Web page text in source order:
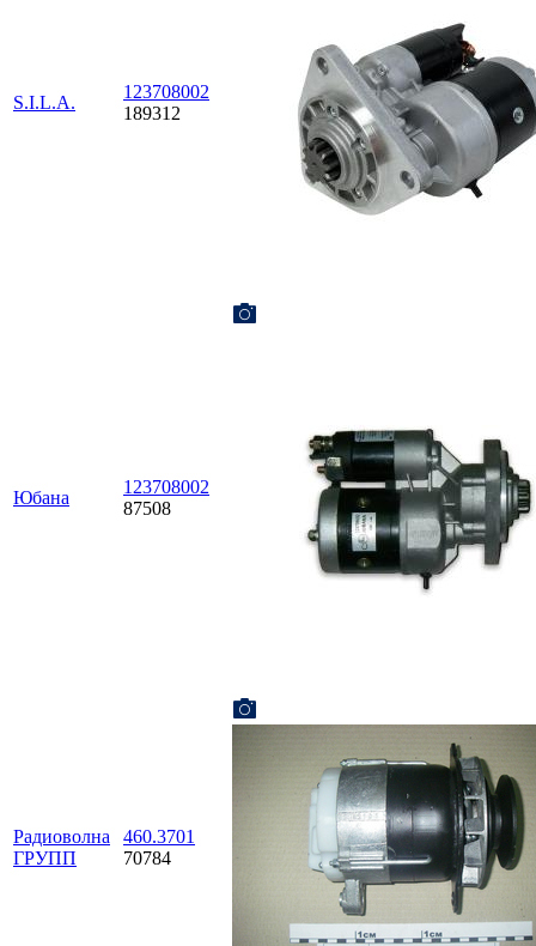
S.I.L.A.
123708002
189312
Юбана
123708002
87508
Радиоволна
ГРУПП
460.3701
70784